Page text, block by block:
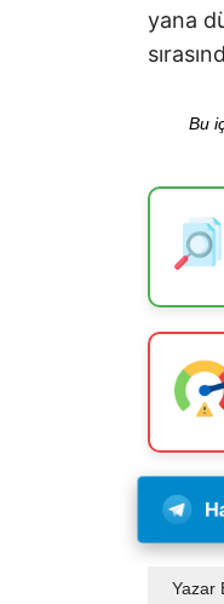
yana
Bu
Yazar